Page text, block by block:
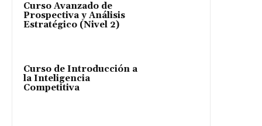
Curso Avanzado de
Prospectiva y Análisis
Estratégico (Nivel 2)
Curso de Introducción a
la Inteligencia
Competitiva